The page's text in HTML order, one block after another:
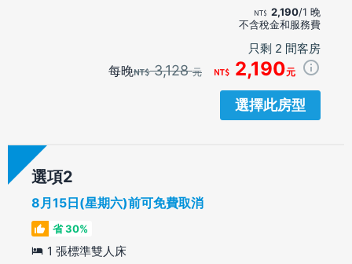
2,190/1 晚
不含稅金和服務費
只剩 2 間客房
每晚 3,128元 2,190元
選擇此房型
選項
8月15日(星期六)前可免費取消
省 30%
1 張標準雙人床